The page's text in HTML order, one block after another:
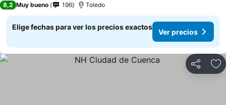
8,2 Muy bueno 196 Toledo
Elige fechas para ver los precios exactos
Ver precios
Compartir